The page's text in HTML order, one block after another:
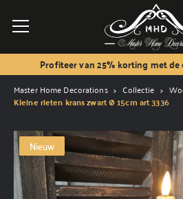
Profiteer van 25% korting met de
Master Home Decorations Collectie
Kleine rieten krans zwart Ø 15cm art 3336
Nieuw